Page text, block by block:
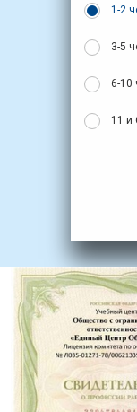
1-2
3-5
6-10
11 и